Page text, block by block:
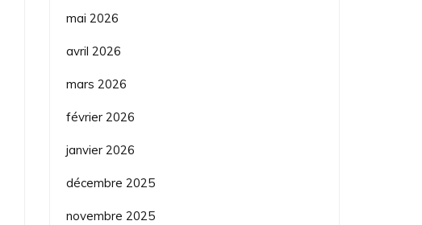
mai 2026
avril 2026
mars 2026
février 2026
janvier 2026
décembre 2025
novembre 2025